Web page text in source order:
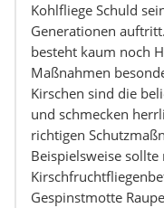
Kohlfliege Schuld
Generationen
besteht kaum noch
Maßnahmen
Kirschen sind die
und schmecken
richtigen
Beispielsweise
Gespinstmotte